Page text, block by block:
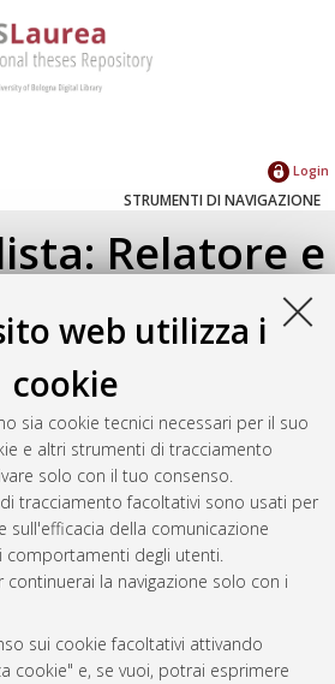
web utilizza i
cookie
sia cookie tecnici necessari per il suo
e altri strumenti di tracciamento
solo con il tuo consenso.
tracciamento facoltativi sono usati per
sull'efficacia della comunicazione
comportamenti degli utenti.
la navigazione solo con i
sui cookie facoltativi attivando
cookie" e, se vuoi, potrai esprimere
Login
STRUMENTI DI NAVIGAZIONE
Relatore e
sottostante.